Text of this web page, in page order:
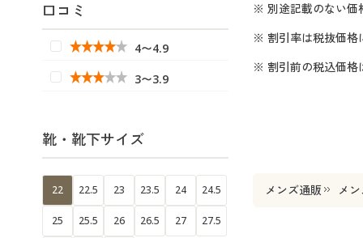
※ 別途記載のない価
※ 割引率は税抜価格
※ 割引前の税込価格
メンズ通販 メ
口コミ
4〜4.9
3〜3.9
靴・靴下サイズ
22 22.5 23 23.5 24 24.5
25 25.5 26 26.5 27 27.5